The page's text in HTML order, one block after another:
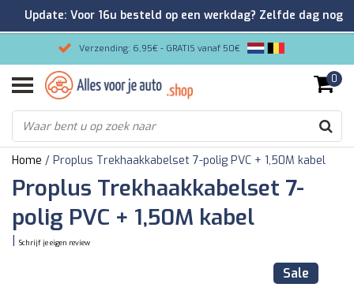
Verzending: 6,95€ - GRATIS vanaf 50€
Gemakkelijk bestellen/Veilig betalen
9.2/10 Klantenrating via Kiyoh!
0
Home / Proplus Trekhaakkabelset 7-polig PVC + 1,50M kabel
Proplus Trekhaakkabelset 7-
polig PVC + 1,50M kabel
Schrijf je eigen review
Sale
Update: Voor 16u besteld op een werkdag? Zelfde dag nog
verzonden!